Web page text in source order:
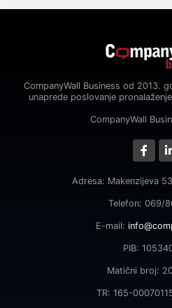
CompanyWall Business od 2013.
unaprede poslovanje
CompanyWall
Adresa: Makenzijeva
Telefon: 069/
E-mail:
PIB:
Matični broj:
TR: 165-